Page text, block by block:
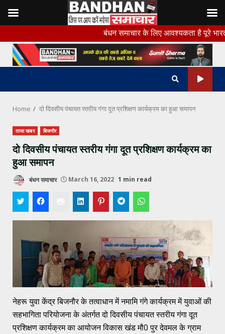
to
content
बंधन समाचार के लिए आवश्यकता है पूरे भारत के सभी
Home दो दिवसीय पंचायत स्तरीय गंगा दूत प्रशिक्षण कार्यक्रम का हुआ समापन
ताजा खबर बिजनौर
दो दिवसीय पंचायत स्तरीय गंगा दूत प्रशिक्षण कार्यक्रम का
हुआ समापन
बंधन समाचार March 16, 2022 1 min read
नेहरू युवा केंद्र बिजनौर के तत्वाधान में नमामि गंगे कार्यक्रम में युवाओं की
सहभागिता परियोजना के अंतर्गत दो दिवसीय पंचायत स्तरीय गंगा दूत
प्रशिक्षण कार्यक्रम का आयोजन विकास खंड मौ0 पुर देवमल के ग्राम